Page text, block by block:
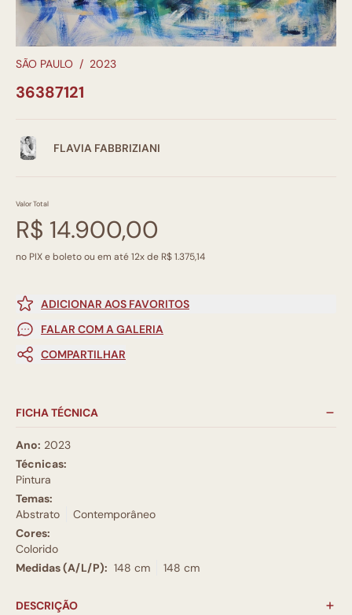
SÃO PAULO / 2023
36387121
FLAVIA FABBRIZIANI
Valor Total
R$ 14.900,00
no PIX e boleto ou em até 12x de R$ 1.375,14
ADICIONAR AOS FAVORITOS
FALAR COM A GALERIA
COMPARTILHAR
FICHA TÉCNICA
Ano: 2023
Técnicas:
Pintura
Temas:
Abstrato
Contemporâneo
Cores:
Colorido
Medidas (A/L/P): 148 cm 148 cm
DESCRIÇÃO